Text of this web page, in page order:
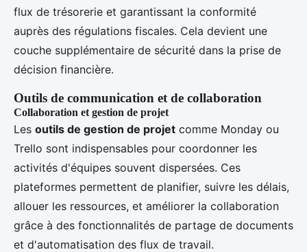
flux de trésorerie et garantissant la conformité
auprès des régulations fiscales. Cela devient une
couche supplémentaire de sécurité dans la prise de
décision financière.
Outils de communication et de collaboration
Collaboration et gestion de projet
Les outils de gestion de projet comme Monday ou
Trello sont indispensables pour coordonner les
activités d'équipes souvent dispersées. Ces
plateformes permettent de planifier, suivre les délais,
allouer les ressources, et améliorer la collaboration
grâce à des fonctionnalités de partage de documents
et d'automatisation des flux de travail.